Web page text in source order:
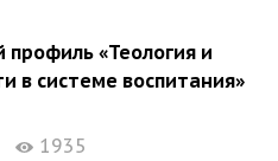
«Теология и
в системе воспитания»
1935